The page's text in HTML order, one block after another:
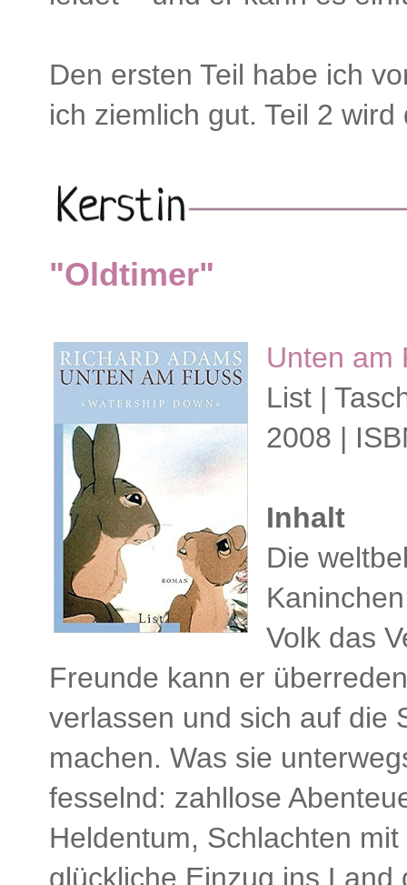
Den ersten Teil habe ich
ich ziemlich gut. Teil 2
"Oldtimer"
Unten am
List |
2008 |
Inhalt
Die
Volk das
Freunde kann er
verlassen und sich auf die
machen. Was sie
fesselnd: zahllose
Heldentum, Schlachten
glückliche Einzug ins